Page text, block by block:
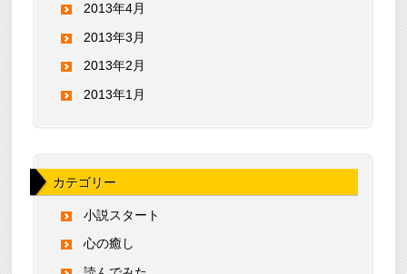
2013年4月
2013年3月
2013年2月
2013年1月
カテゴリー
小説スタート
心の癒し